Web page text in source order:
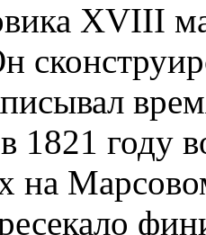
XVIII
1821 году
на